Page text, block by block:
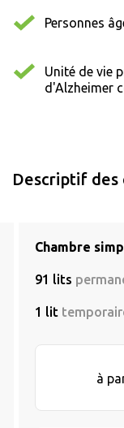
Personnes
Unité de vie
d'Alzheimer
Descriptif des
Chambre
91 lits
1 lit
à